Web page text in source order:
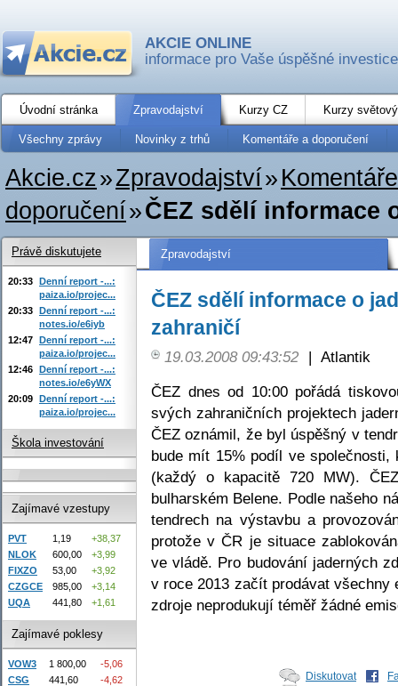
AKCIE ONLINE
informace pro Vaše úspěšné investice
Úvodní stránka Zpravodajství Kurzy CZ Kurzy
Všechny zprávy Novinky z trhů Komentáře a doporučení
Akcie.cz»Zpravodajství»
doporučení»ČEZ sdělí informace
Zpravodajství
ČEZ sdělí informace o
zahraničí
19.03.2008 09:43:52 | Atlantik
ČEZ dnes od 10:00 pořádá
svých zahraničních projektech
ČEZ oznámil, že byl úspěšný v
bude mít 15% podíl ve
(každý o kapacitě 720 MW).
bulharském Belene. Podle našeho
tendrech na výstavbu a
protože v ČR je situace
ve vládě. Pro budování jaderných
v roce 2013 začít prodávat
zdroje neprodukují téměř žádné
Diskutovat
Právě diskutujete
20:33 Denní report -...:
paiza.io/projec...
20:33 Denní report -...:
notes.io/e6iyb
12:47 Denní report -...:
paiza.io/projec...
12:46 Denní report -...:
notes.io/e6yWX
20:09 Denní report -...:
paiza.io/projec...
Škola investování
Zajímavé vzestupy
PVT 1,19
+38,37
NLOK
600,00
+3,99
FIXZO
53,00
+3,92
CZGCE
985,00
+3,14
UQA
441,80 +1,61
Zajímavé poklesy
VOW3 1 800,00
-5,06
CSG
441,60
-4,62